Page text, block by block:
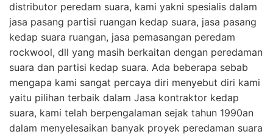
distributor peredam suara, kami yakni spesialis dalam
jasa pasang partisi ruangan kedap suara, jasa pasang
kedap suara ruangan, jasa pemasangan peredam
rockwool, dll yang masih berkaitan dengan peredaman
suara dan partisi kedap suara. Ada beberapa sebab
mengapa kami sangat percaya diri menyebut diri kami
yaitu pilihan terbaik dalam Jasa kontraktor kedap
suara, kami telah berpengalaman sejak tahun 1990an
dalam menyelesaikan banyak proyek peredaman suara